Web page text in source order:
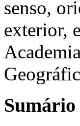
senso,
exterior,
Sumário